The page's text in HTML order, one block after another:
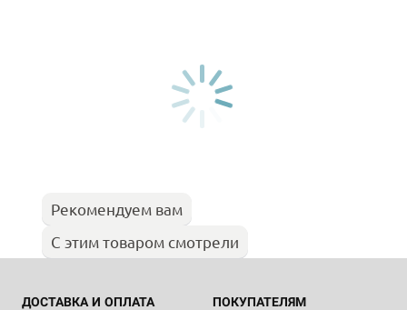
Рекомендуем вам
С этим товаром смотрели
ДОСТАВКА И ОПЛАТА ПОКУПАТЕЛЯМ